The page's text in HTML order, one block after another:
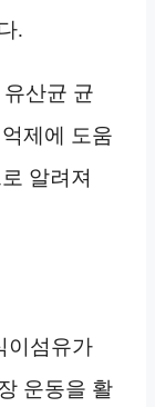
.
산균 균
제에 도움
알려져
이섬유가
운동을 활